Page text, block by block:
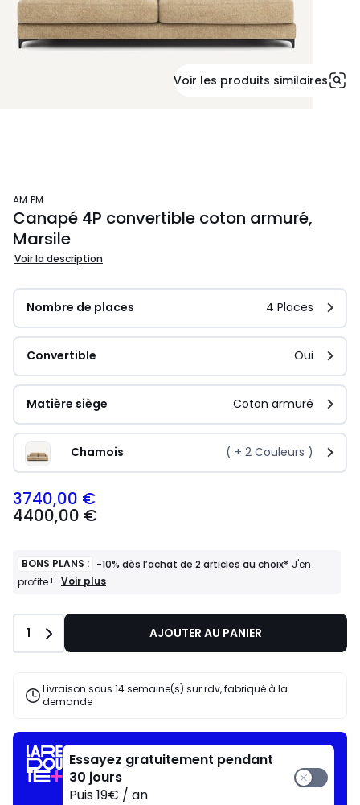
Voir les produits similaires
AM.PM
Canapé 4P convertible coton armuré,
Marsile
Voir la description
Nombre de places 4 Places
Convertible Oui
Matière siège Coton armuré
Chamois ( + 2 Couleurs )
3740,00 €
4400,00 €
BONS PLANS : -10% dès l’achat de 2 articles au choix* J'en
profite !
BONS
-10%
l’achat
articles
au
J'en
profite
!
Voir plus
Quantité
1 AJOUTER AU PANIER
Livraison sous 14 semaine(s) sur rdv, fabriqué à la
demande
Essayez gratuitement pendant
30 jours
Puis 19€ / an